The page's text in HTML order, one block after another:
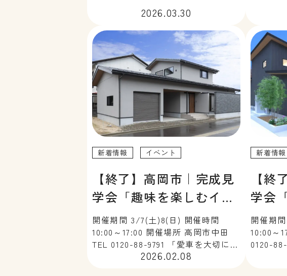
2026.03.30
速星住
出展し
上質和
2026.02.08
新着情報 イベント
【終了】高岡市｜完成見
学会「趣味を楽しむイン
ナーガレージのある家」
開催期間 3/7(土)8(日) 開催時間
10:00～17:00 開催場所 高岡市中田
TEL 0120-88-9791 「愛車を大切にで
きるインナーガレージがほしい」そ
新着情報
【終
学会
み出
開催期
10:00～
0120-
つの